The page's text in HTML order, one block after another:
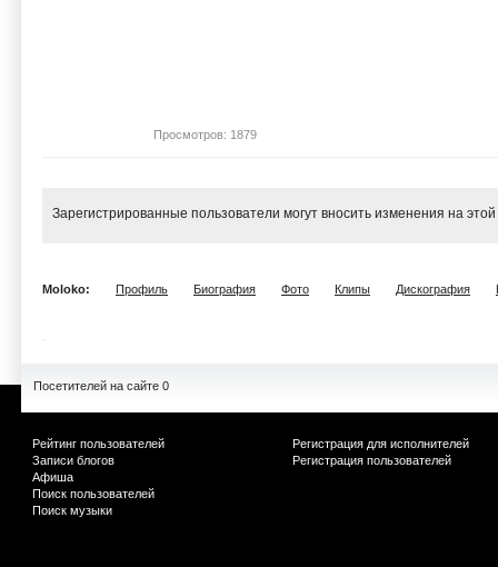
Просмотров: 1879
Зарегистрированные пользователи могут вносить изменения на
Moloko: Профиль Биография Фото Клипы Дискография
Посетителей на сайте 0
Рейтинг пользователей
Записи блогов
Афиша
Поиск пользователей
Поиск музыки
Регистрация для исполнителей
Регистрация пользователей